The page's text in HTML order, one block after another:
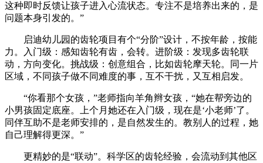
这种即时反馈让孩子进入心流状态。专注不是培养出来的，是
问题本身引发的。”
启迪幼儿园的齿轮项目有个“分阶”设计，不按年龄，按能
力。入门级：感知齿轮有齿，会转。进阶级：发现多齿轮联
动，方向变化。挑战级：创意组合，比如齿轮摩天轮。同一片
区域，不同孩子做不同难度的事，互不干扰，又互相启发。
“你看那个女孩，”老师指向羊角辫女孩，“她在帮旁边的
小男孩固定底座。上个月她还在入门级，现在是‘小老师’了。
同伴互助不是老师安排的，是自然发生的。教别人的过程，她
自己理解得更深。”
更精妙的是“联动”。科学区的齿轮经验，会流动到其他区